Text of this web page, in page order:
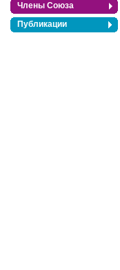
Члены Союза
Публикации